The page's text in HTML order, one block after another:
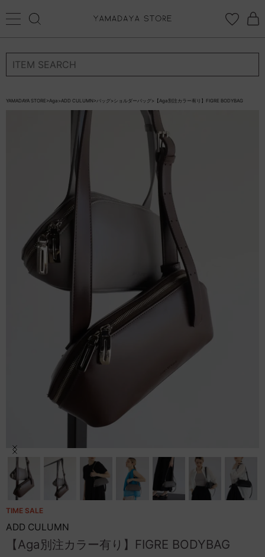
ログイン 新規会員登録
CATEGORYから探す
STORE BRAND・LABELから探す
すべての商品
新着商品
予約商品
サイズガイド
ご利用ガイド/ヘルプ
お問い合わせ
YAMADAYA STORE >Aga >ADD CULUMN >バッグ> ショルダーバッグ> 【Aga別注カラー有り】FIGRE BODYBAG
Item
of
TIME SALE
ADD CULUMN
【Aga別注カラー有り】FIGRE BODYBAG
×
ログイン